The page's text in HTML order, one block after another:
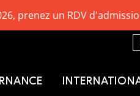
prenez un RDV